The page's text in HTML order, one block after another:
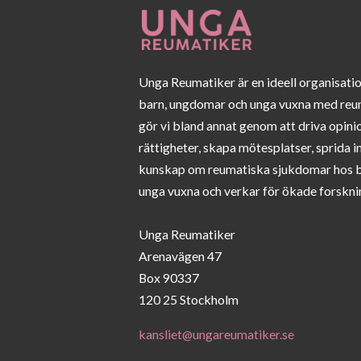
Unga Reumatiker är en ideell
barn, ungdomar och unga vuxna med
gör vi bland annat genom att driva
rättigheter, skapa mötesplatser, sprida
kunskap om reumatiska sjukdomar hos
unga vuxna och verkar för ökade
Unga Reumatiker
Arenavägen 47
Box 90337
120 25 Stockholm
kansliet@ungareumatiker.se